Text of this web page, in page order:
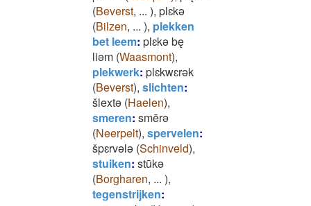
(Beverst, ... ), plɛkǝ
(Bilzen, ... ), plekken
bet leem: plɛkǝ bę
liǝm (Waasmont),
plekwerk: plɛkwɛrǝk
(Beverst), slichten:
šlextǝ (Haelen),
smeren: smērǝ
(Neerpelt), spervelen:
špɛrvǝlǝ (Schinveld),
stuiken: stūkǝ
(Borgharen, ... ),
tegenstrijken: